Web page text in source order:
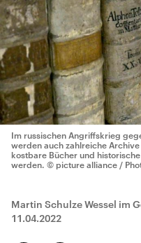
Im russischen Angriffskrieg
werden auch zahlreiche
kostbare Bücher und
werden. © picture alliance /
Martin Schulze Wessel im
11.04.2022